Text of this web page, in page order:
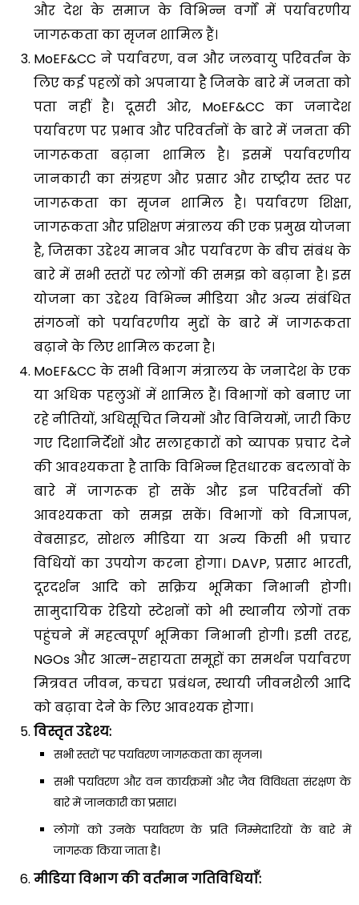
और देश के समाज के विभिन्न वर्गों में पर्यावरणीय
जागरूकता का सृजन शामिल हैं।
MoEF&CC ने पर्यावरण, वन और जलवायु परिवर्तन के
लिए कई पहलों को अपनाया है जिनके बारे में जनता को
पता नहीं है। दूसरी ओर, MoEF&CC का जनादेश
पर्यावरण पर प्रभाव और परिवर्तनों के बारे में जनता की
जागरूकता बढ़ाना शामिल है। इसमें पर्यावरणीय
जानकारी का संग्रहण और प्रसार और राष्ट्रीय स्तर पर
जागरूकता का सृजन शामिल है। पर्यावरण शिक्षा,
जागरूकता और प्रशिक्षण मंत्रालय की एक प्रमुख योजना
है, जिसका उद्देश्य मानव और पर्यावरण के बीच संबंध के
बारे में सभी स्तरों पर लोगों की समझ को बढ़ाना है। इस
योजना का उद्देश्य विभिन्न मीडिया और अन्य संबंधित
संगठनों को पर्यावरणीय मुद्दों के बारे में जागरूकता
बढ़ाने के लिए शामिल करना है।
MoEF&CC के सभी विभाग मंत्रालय के जनादेश के एक
या अधिक पहलुओं में शामिल हैं। विभागों को बनाए जा
रहे नीतियों, अधिसूचित नियमों और विनियमों, जारी किए
गए दिशानिर्देशों और सलाहकारों को व्यापक प्रचार देने
की आवश्यकता है ताकि विभिन्न हितधारक बदलावों के
बारे में जागरूक हो सकें और इन परिवर्तनों की
आवश्यकता को समझ सकें। विभागों को विज्ञापन,
वेबसाइट, सोशल मीडिया या अन्य किसी भी प्रचार
विधियों का उपयोग करना होगा। DAVP, प्रसार भारती,
दूरदर्शन आदि को सक्रिय भूमिका निभानी होगी।
सामुदायिक रेडियो स्टेशनों को भी स्थानीय लोगों तक
पहुंचने में महत्वपूर्ण भूमिका निभानी होगी। इसी तरह,
NGOs और आत्म-सहायता समूहों का समर्थन पर्यावरण
मित्रवत जीवन, कचरा प्रबंधन, स्थायी जीवनशैली आदि
को बढ़ावा देने के लिए आवश्यक होगा।
विस्तृत उद्देश्य:
सभी स्तरों पर पर्यावरण जागरूकता का सृजन।
सभी पर्यावरण और वन कार्यक्रमों और जैव विविधता संरक्षण के
बारे में जानकारी का प्रसार।
लोगों को उनके पर्यावरण के प्रति जिम्मेदारियों के बारे में
जागरूक किया जाता है।
मीडिया विभाग की वर्तमान गतिविधियाँ: